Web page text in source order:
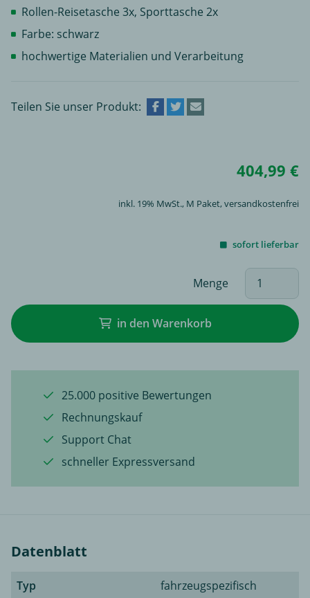
Rollen-Reisetasche 3x, Sporttasche 2x
Farbe: schwarz
hochwertige Materialien und Verarbeitung
Teilen Sie unser Produkt:
404,99 €
inkl. 19% MwSt., M Paket, versandkostenfrei
sofort lieferbar
Menge
in den Warenkorb
25.000 positive Bewertungen
Rechnungskauf
Support Chat
schneller Expressversand
Datenblatt
Typ fahrzeugspezifisch